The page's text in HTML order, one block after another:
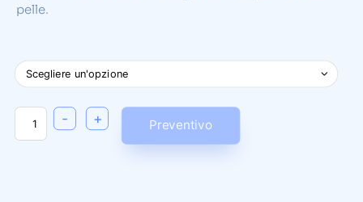
pelle.
- + Preventivo